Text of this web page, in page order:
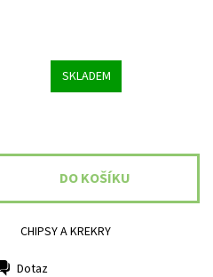
SKLADEM
CHIPSY A KREKRY
Dotaz